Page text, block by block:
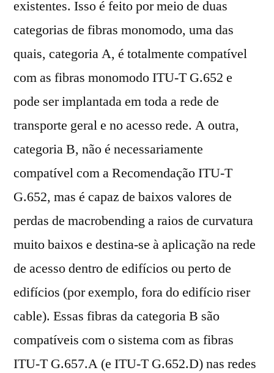
existentes. Isso é feito por meio de duas
categorias de fibras monomodo, uma das
quais, categoria A, é totalmente compatível
com as fibras monomodo ITU-T G.652 e
pode ser implantada em toda a rede de
transporte geral e no acesso rede. A outra,
categoria B, não é necessariamente
compatível com a Recomendação ITU-T
G.652, mas é capaz de baixos valores de
perdas de macrobending a raios de curvatura
muito baixos e destina-se à aplicação na rede
de acesso dentro de edifícios ou perto de
edifícios (por exemplo, fora do edifício riser
cable). Essas fibras da categoria B são
compatíveis com o sistema com as fibras
ITU-T G.657.A (e ITU-T G.652.D) nas redes